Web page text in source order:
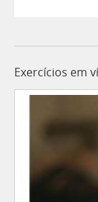
Exercícios em